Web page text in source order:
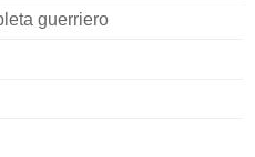
guerriero